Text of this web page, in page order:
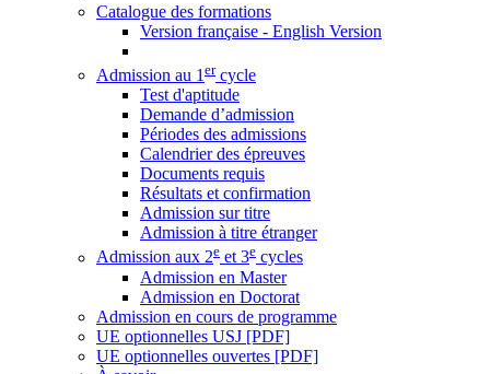
Catalogue des formations
Version française - English Version
Admission au 1 ercycle
Test d'aptitude
Demande d’admission
Périodes des admissions
Calendrier des épreuves
Documents requis
Résultats et confirmation
Admission sur titre
Admission à titre étranger
Admission aux 2e et 3e cycles
Admission en Master
Admission en Doctorat
Admission en cours de programme
UE optionnelles USJ [PDF]
UE optionnelles ouvertes [PDF]